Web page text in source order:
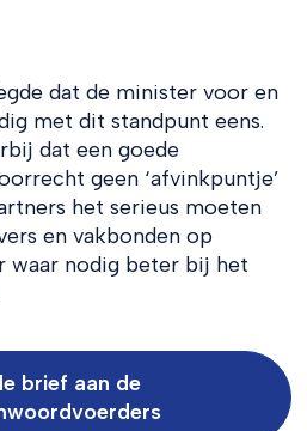
dat de minister voor en
met dit standpunt eens.
dat een goede
geen ‘afvinkpuntje’
het serieus moeten
en vakbonden op
waar nodig beter bij het
brief aan de